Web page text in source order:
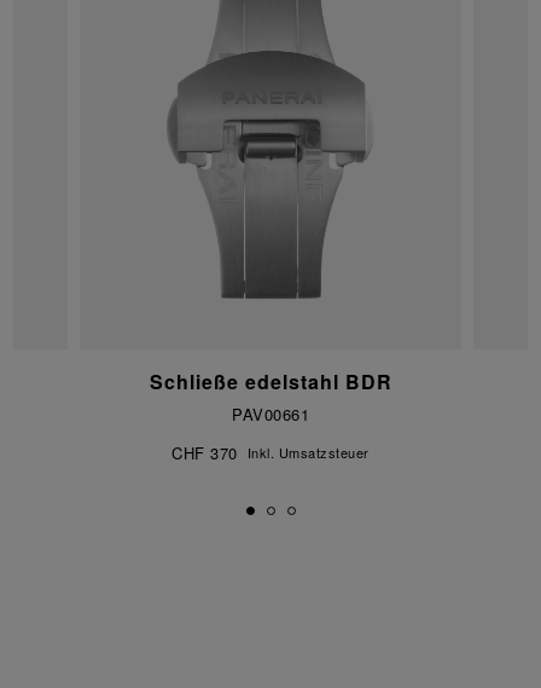
Schließe edelstahl BDR
PAV00661
CHF 370
Inkl. Umsatzsteuer